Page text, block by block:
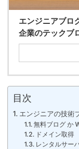
エンジニアブロ
企業のテックブ
目次
エンジニアの技術
無料ブログ か
ドメイン取得
レンタルサー